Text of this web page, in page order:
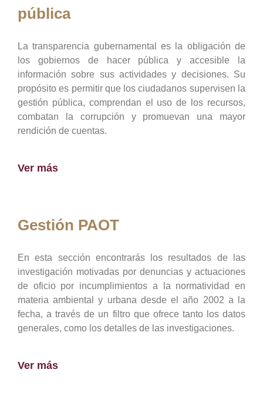
pública
La transparencia gubernamental es la obligación de
los gobiernos de hacer pública y accesible la
información sobre sus actividades y decisiones. Su
propósito es permitir que los ciudadanos supervisen la
gestión pública, comprendan el uso de los recursos,
combatan la corrupción y promuevan una mayor
rendición de cuentas.
Ver más
Gestión PAOT
En esta sección encontrarás los resultados de las
investigación motivadas por denuncias y actuaciones
de oficio por incumplimientos a la normatividad en
materia ambiental y urbana desde el año 2002 a la
fecha, a través de un filtro que ofrece tanto los datos
generales, como los detalles de las investigaciones.
Ver más